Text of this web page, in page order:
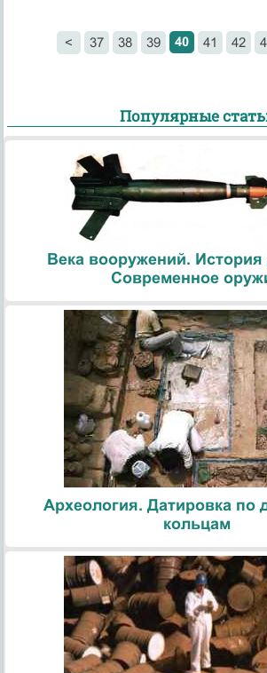
< 37 38 39 40 41 42
Популярные
Века вооружений. История
Современное
Археология. Датировка по
кольцам